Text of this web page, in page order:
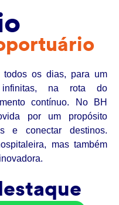
todos os dias, para um
infinitas, na rota do
contínuo. No BH
por um propósito
e conectar destinos.
mas também